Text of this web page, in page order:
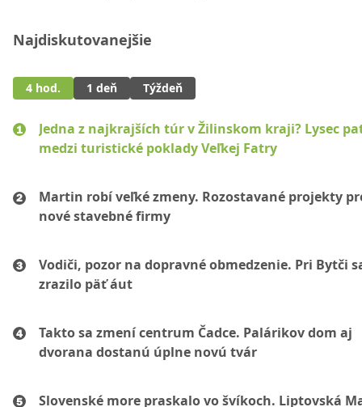
Najdiskutovanejšie
4 hod. 1 deň Týždeň
Jedna z najkrajších túr v Žilinskom kraji? Lysec
medzi turistické poklady Veľkej Fatry
Martin robí veľké zmeny. Rozostavané projekty
nové stavebné firmy
Vodiči, pozor na dopravné obmedzenie. Pri Bytči
zrazilo päť áut
Takto sa zmení centrum Čadce. Palárikov dom aj
dvorana dostanú úplne novú tvár
Slovenské more praskalo vo švíkoch. Liptovská